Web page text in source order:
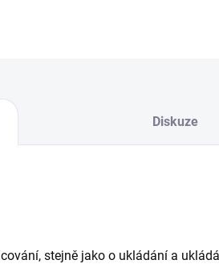
Diskuze
stejně jako o ukládání a